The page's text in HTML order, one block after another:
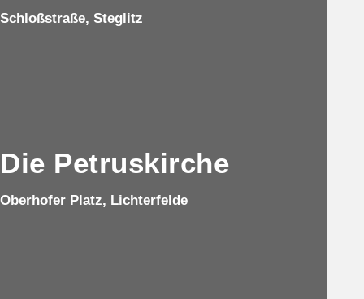
Schloßstraße, Steglitz
Die Petruskirche
Oberhofer Platz, Lichterfelde